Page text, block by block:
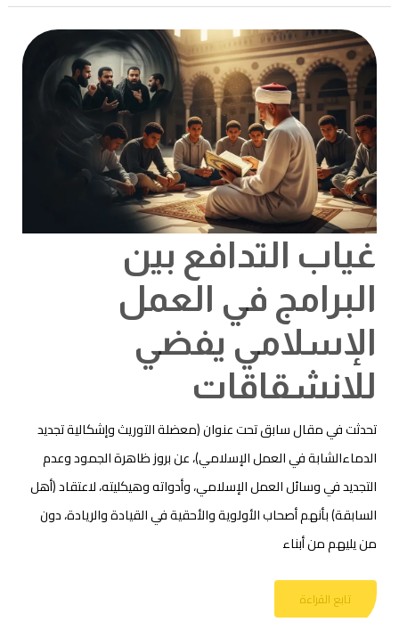
غياب التدافع بين
البرامج في العمل
الإسلامي يفضي
للانشقاقات
تحدثت في مقال سابق تحت عنوان (معضلة التوريث وإشكالية تجديد
الدماءالشابة في العمل الإسلامي)، عن بروز ظاهرة الجمود وعدم
التجديد في وسائل العمل الإسلامي، وأدواته وهيكليته، لاعتقاد (أهل
السابقة) بأنهم أصحاب الأولوية والأحقية في القيادة والريادة، دون
من يليهم من أبناء
غياب
بين
البرامج
في
العمل
الإسلامي
يفضي
للانشقاقات
تابع القراءة